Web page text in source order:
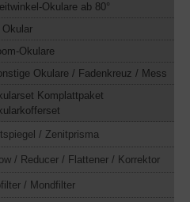
Okulare ab 80°
Okular
Okulare
Okulare / Fadenkreuz / Mess
Komplattpaket
/ Zenitprisma
/ Reducer / Flattener / Korrektor
/ Mondfilter